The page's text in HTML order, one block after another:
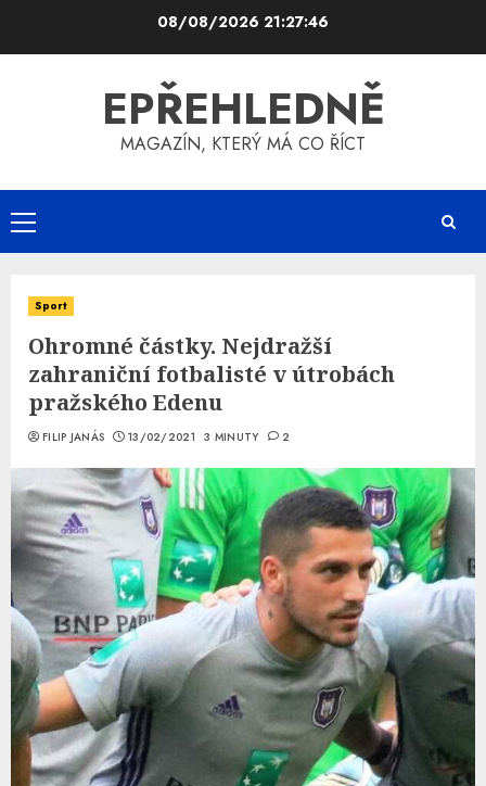
08/08/202621:27:47
EPŘEHLEDNĚ
MAGAZÍN, KTERÝ MÁ CO ŘÍCT
Primary
Menu
Sport
Ohromné částky. Nejdražší
zahraniční fotbalisté v útrobách
pražského Edenu
FILIP JANÁS 13/02/2021 3 MINUTY 2